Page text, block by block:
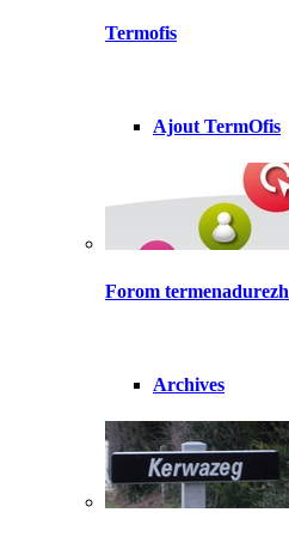
Termofis
Ajout TermOfis
Forom termenadurezh
Archives